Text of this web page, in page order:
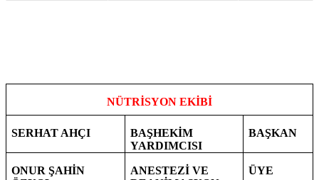
NÜTRİSYON EKİBİ
SERHAT AHÇI
BAŞHEKİM
YARDIMCISI
BAŞKAN
ONUR ŞAHİN
ANESTEZİ VE
ÜYE